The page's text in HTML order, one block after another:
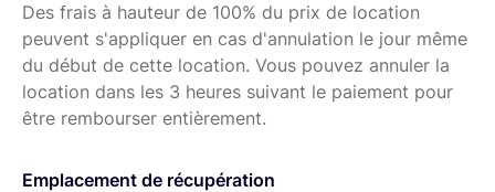
Des frais à hauteur de 100% du prix de location
peuvent s'appliquer en cas d'annulation le jour même
du début de cette location. Vous pouvez annuler la
location dans les 3 heures suivant le paiement pour
être rembourser entièrement.
Emplacement de récupération